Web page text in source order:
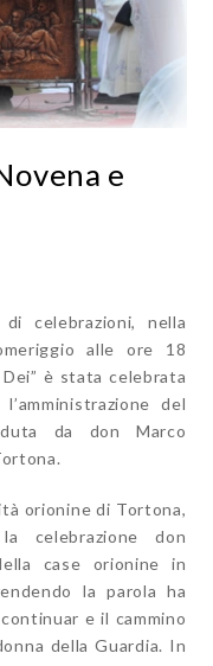
e
celebrazioni, nella
alle ore 18
è stata celebrata
del
da don Marco
orionine di Tortona,
celebrazione don
case orionine in
la parola ha
e il cammino
della Guardia. In